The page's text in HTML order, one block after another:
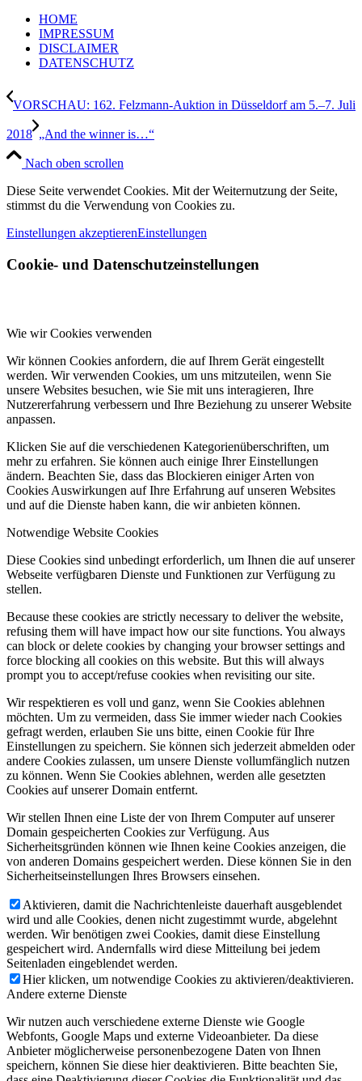
HOME
IMPRESSUM
DISCLAIMER
DATENSCHUTZ
VORSCHAU: 162. Felzmann-Auktion in Düsseldorf am 5.–7. Juli
2018 „And the winner is…“
Nach oben scrollen
Diese Seite verwendet Cookies. Mit der Weiternutzung der Seite,
stimmst du die Verwendung von Cookies zu.
Einstellungen akzeptierenEinstellungen
Cookie- und Datenschutzeinstellungen
Wie wir Cookies verwenden
Wir können Cookies anfordern, die auf Ihrem Gerät eingestellt
werden. Wir verwenden Cookies, um uns mitzuteilen, wenn Sie
unsere Websites besuchen, wie Sie mit uns interagieren, Ihre
Nutzererfahrung verbessern und Ihre Beziehung zu unserer Website
anpassen.
Klicken Sie auf die verschiedenen Kategorienüberschriften, um
mehr zu erfahren. Sie können auch einige Ihrer Einstellungen
ändern. Beachten Sie, dass das Blockieren einiger Arten von
Cookies Auswirkungen auf Ihre Erfahrung auf unseren Websites
und auf die Dienste haben kann, die wir anbieten können.
Notwendige Website Cookies
Diese Cookies sind unbedingt erforderlich, um Ihnen die auf unserer
Webseite verfügbaren Dienste und Funktionen zur Verfügung zu
stellen.
Because these cookies are strictly necessary to deliver the website,
refusing them will have impact how our site functions. You always
can block or delete cookies by changing your browser settings and
force blocking all cookies on this website. But this will always
prompt you to accept/refuse cookies when revisiting our site.
Wir respektieren es voll und ganz, wenn Sie Cookies ablehnen
möchten. Um zu vermeiden, dass Sie immer wieder nach Cookies
gefragt werden, erlauben Sie uns bitte, einen Cookie für Ihre
Einstellungen zu speichern. Sie können sich jederzeit abmelden oder
andere Cookies zulassen, um unsere Dienste vollumfänglich nutzen
zu können. Wenn Sie Cookies ablehnen, werden alle gesetzten
Cookies auf unserer Domain entfernt.
Wir stellen Ihnen eine Liste der von Ihrem Computer auf unserer
Domain gespeicherten Cookies zur Verfügung. Aus
Sicherheitsgründen können wie Ihnen keine Cookies anzeigen, die
von anderen Domains gespeichert werden. Diese können Sie in den
Sicherheitseinstellungen Ihres Browsers einsehen.
Aktivieren, damit die Nachrichtenleiste dauerhaft ausgeblendet
wird und alle Cookies, denen nicht zugestimmt wurde, abgelehnt
werden. Wir benötigen zwei Cookies, damit diese Einstellung
gespeichert wird. Andernfalls wird diese Mitteilung bei jedem
Seitenladen eingeblendet werden.
Hier klicken, um notwendige Cookies zu aktivieren/deaktivieren.
Andere externe Dienste
Wir nutzen auch verschiedene externe Dienste wie Google
Webfonts, Google Maps und externe Videoanbieter. Da diese
Anbieter möglicherweise personenbezogene Daten von Ihnen
speichern, können Sie diese hier deaktivieren. Bitte beachten Sie,